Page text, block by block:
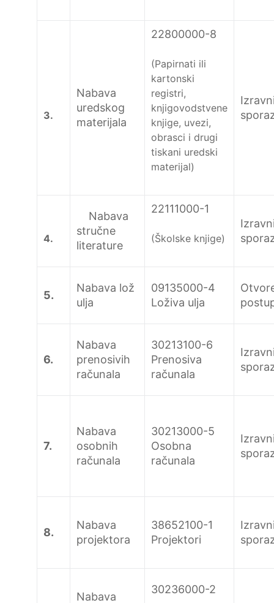
3.
Nabava
uredskog
materijala
22800000-8
(Papirnati ili
kartonski
registri,
knjigovodstvene
knjige, uvezi,
obrasci i drugi
tiskani uredski
materijal)
4.
Nabava
stručne
literature
22111000-1
(Školske knjige)
5.
Nabava lož
ulja
09135000-4
Loživa ulja
6.
Nabava
prenosivih
računala
30213100-6
Prenosiva
računala
7.
Nabava
osobnih
računala
30213000-5
Osobna
računala
8.
Nabava
projektora
38652100-1
Projektori
Nabava
30236000-2